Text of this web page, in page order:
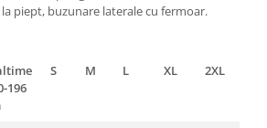
talie
piept, buzunare laterale cu fermoar.
196
S M L XL 2XL